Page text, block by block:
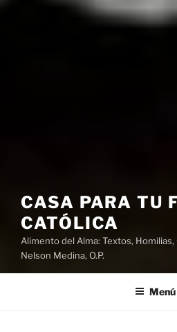
CASA PARA TU
CATÓLICA
Alimento del Alma: Textos,
Nelson Medina, O.P.
Menú